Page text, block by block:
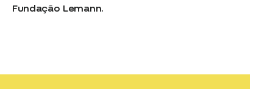
Fundação Lemann.